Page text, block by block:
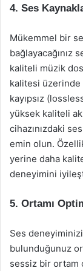
4. Ses
Mükemmel bir
bağlayacağınız
kaliteli müzik
kalitesi
kayıpsız
yüksek kaliteli
cihazınızdaki
emin olun.
yerine daha
deneyimini
5. Ortamı
Ses
bulunduğunuz
sessiz bir ortam